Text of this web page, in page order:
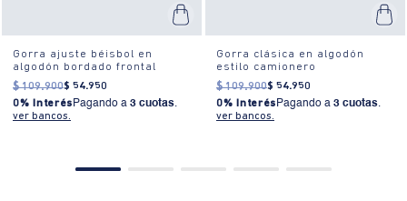
Hecha de 100% algodón, sin rotos, con un diseño
básico que se adapta a cualquier estilo. No requiere planchado y es
fácil de cuidar.
¿Cómo se usa?: El ajuste es estándar, ideal para actividades al aire
libre, paseos casuales o simplemente para complementar tu estilo
diario.
Gorra ajuste béisbol en
algodón bordado frontal
$ 109.900$ 54.950
0% Interés Pagando a 3 cuotas.
ver bancos.
Gorra clásica en algodón
estilo camionero
$ 109.900$ 54.950
0% Interés Pagando a 3 cuotas.
ver bancos.